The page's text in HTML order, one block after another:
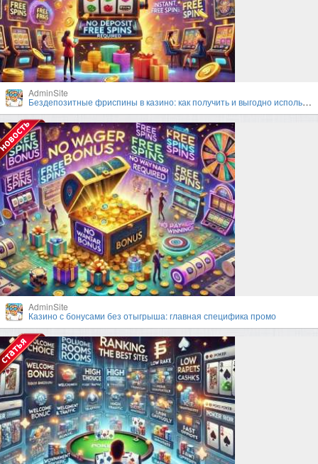
AdminSite
Бездепозитные фриспины в казино: как получить и выгодно использовать?
AdminSite
Казино с бонусами без отыгрыша: главная специфика промо